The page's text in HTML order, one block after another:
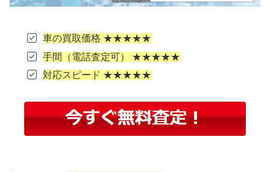
車の買取価格 ★★★★★
手間（電話査定可） ★★★★★
対応スピード ★★★★★